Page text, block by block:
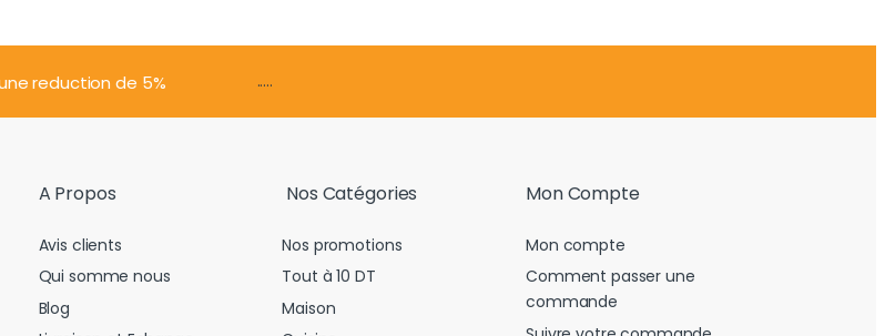
reduction de 5% .....
A Propos
Avis clients
Qui somme nous
Blog
Nos Catégories
Nos promotions
Tout à 10 DT
Maison
Mon Compte
Mon compte
Comment passer une
commande